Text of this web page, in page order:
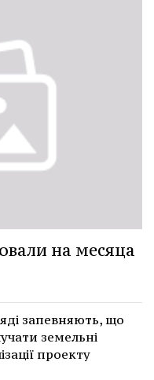
на месяца
запевняють, що
земельні
проекту